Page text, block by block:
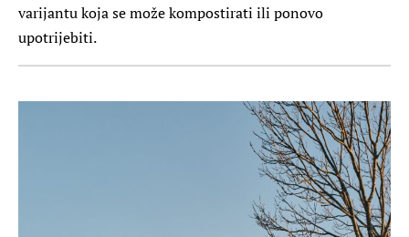
varijantu koja se može kompostirati ili ponovo
upotrijebiti.